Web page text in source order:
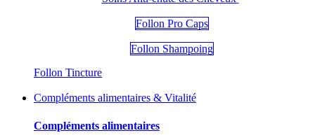
Follon Pro Caps
Follon Shampoing
Follon Tincture
Compléments alimentaires & Vitalité
Compléments alimentaires